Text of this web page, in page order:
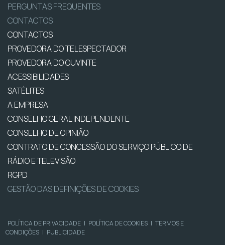
PERGUNTAS FREQUENTES
CONTACTOS
CONTACTOS
PROVEDORA DO TELESPECTADOR
PROVEDORA DO OUVINTE
ACESSIBILIDADES
SATÉLITES
A EMPRESA
CONSELHO GERAL INDEPENDENTE
CONSELHO DE OPINIÃO
CONTRATO DE CONCESSÃO DO SERVIÇO PÚBLICO DE
RÁDIO E TELEVISÃO
RGPD
GESTÃO DAS DEFINIÇÕES DE COOKIES
POLÍTICA DE PRIVACIDADE | POLÍTICA DE COOKIES | TERMOS E
CONDIÇÕES | PUBLICIDADE